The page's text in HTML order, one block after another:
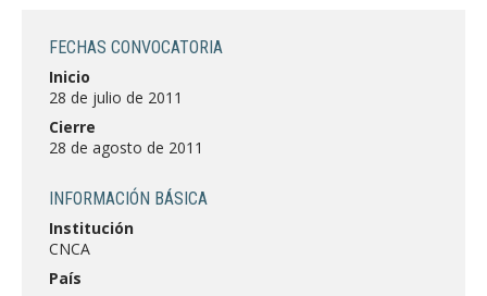
DEPARTAMENTOS
FACULTAD
Estudiantes
FECHAS CONVOCATORIA
Inicio
28 de julio de 2011
Cierre
28 de agosto de 2011
INFORMACIÓN BÁSICA
Institución
CNCA
País